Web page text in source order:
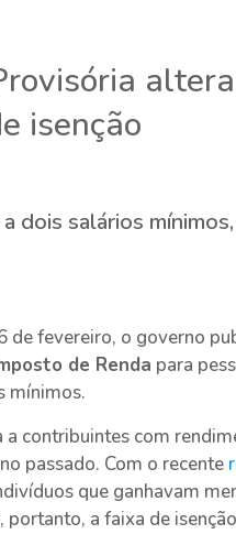
isenção
dois salários
de fevereiro, o governo
de Renda para
mínimos.
contribuintes com
passado. Com o recente
que ganhavam
a faixa de